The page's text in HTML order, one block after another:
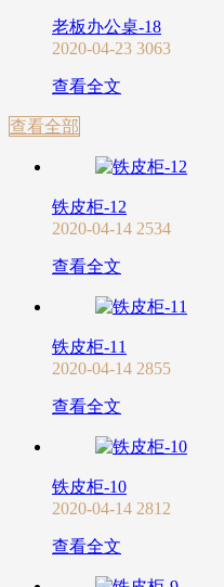
老板办公桌-18
2020-04-23 3063
查看全文
查看全部
铁皮柜-12
2020-04-14 2534
查看全文
铁皮柜-11
2020-04-14 2855
查看全文
铁皮柜-10
2020-04-14 2812
查看全文